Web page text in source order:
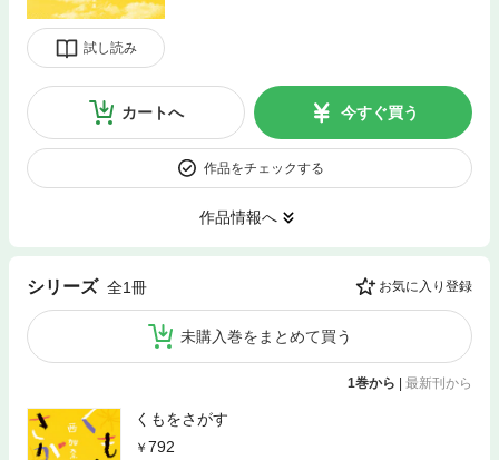
試し読み
カートへ 今すぐ買う
作品をチェックする
作品情報へ
シリーズ 全1冊 お気に入り登録
未購入巻をまとめて買う
1巻から | 最新刊から
くもをさがす
792